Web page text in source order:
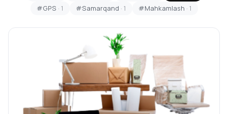
#GPS · 1 #Samarqand · 1 #Mahkamlash · 1